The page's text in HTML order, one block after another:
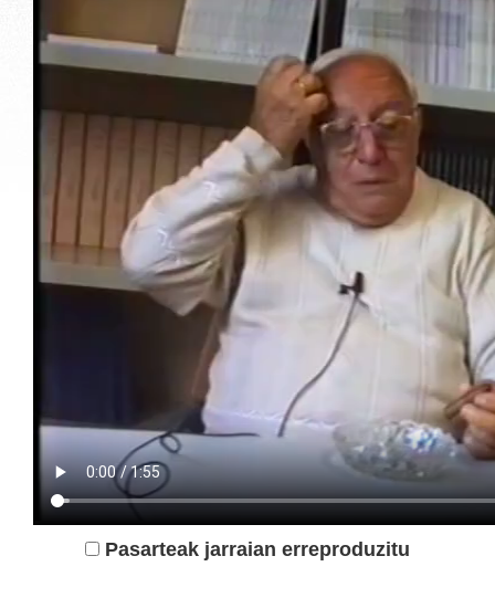
Pasarteak jarraian erreproduzitu